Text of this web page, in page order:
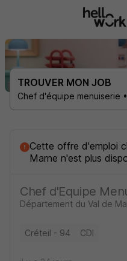
TROUVER MON JOB
Cette offre d'emploi
Marne n'est plus
Chef d'Equipe
Département du Val de
Créteil - 94 CDI